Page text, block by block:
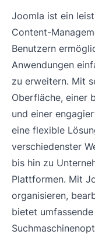
Joomla ist ein
Content-
Benutzern
Anwendungen
zu erweitern. Mit
Oberfläche, einer
und einer
eine flexible
verschiedenster
bis hin zu
Plattformen. Mit
organisieren,
bietet